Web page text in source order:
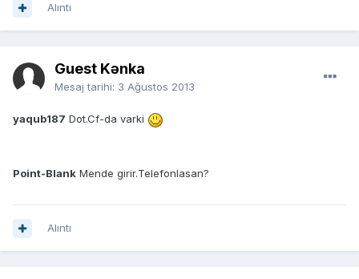
Alıntı
Guest Kənka
Mesaj tarihi: 3 Ağustos 2013
yaqub187 Dot.Cf-da varki
Point-Blank Mende girir.Telefonlasan?
Alıntı